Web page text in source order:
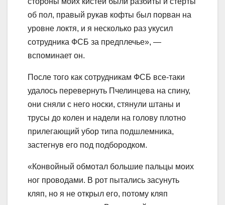
об пол, правый рукав кофты был порван на
уровне локтя, и я несколько раз укусил
сотрудника ФСБ за предплечье», —
вспоминает он.
После того как сотрудникам ФСБ все-таки
удалось перевернуть Пчелинцева на спину,
они сняли с него носки, стянули штаны и
трусы до колен и надели на голову плотно
прилегающий убор типа подшлемника,
застегнув его под подбородком.
«Конвойный обмотал большие пальцы моих
ног проводами. В рот пытались засунуть
кляп, но я не открыл его, потому кляп